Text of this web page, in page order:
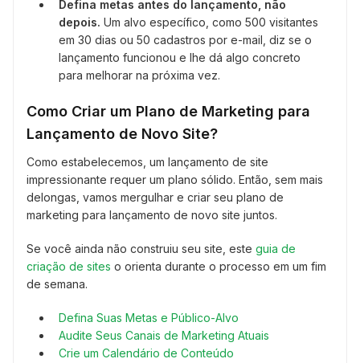
Defina metas antes do lançamento, não
depois. Um alvo específico, como 500 visitantes
em 30 dias ou 50 cadastros por e-mail, diz se o
lançamento funcionou e lhe dá algo concreto
para melhorar na próxima vez.
Como Criar um Plano de Marketing para
Lançamento de Novo Site?
Como estabelecemos, um lançamento de site
impressionante requer um plano sólido. Então, sem mais
delongas, vamos mergulhar e criar seu plano de
marketing para lançamento de novo site juntos.
Se você ainda não construiu seu site, este guia de
criação de sites o orienta durante o processo em um fim
de semana.
Defina Suas Metas e Público-Alvo
Audite Seus Canais de Marketing Atuais
Crie um Calendário de Conteúdo